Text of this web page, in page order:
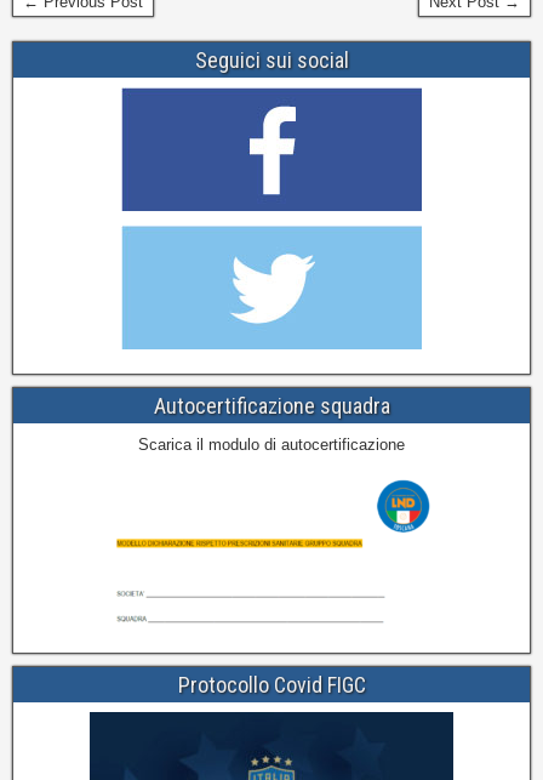
Seguici sui social
Autocertificazione squadra
Scarica il modulo di autocertificazione
Protocollo Covid FIGC